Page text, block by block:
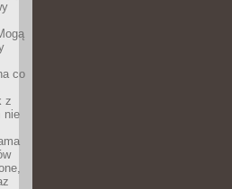
co
z
nie